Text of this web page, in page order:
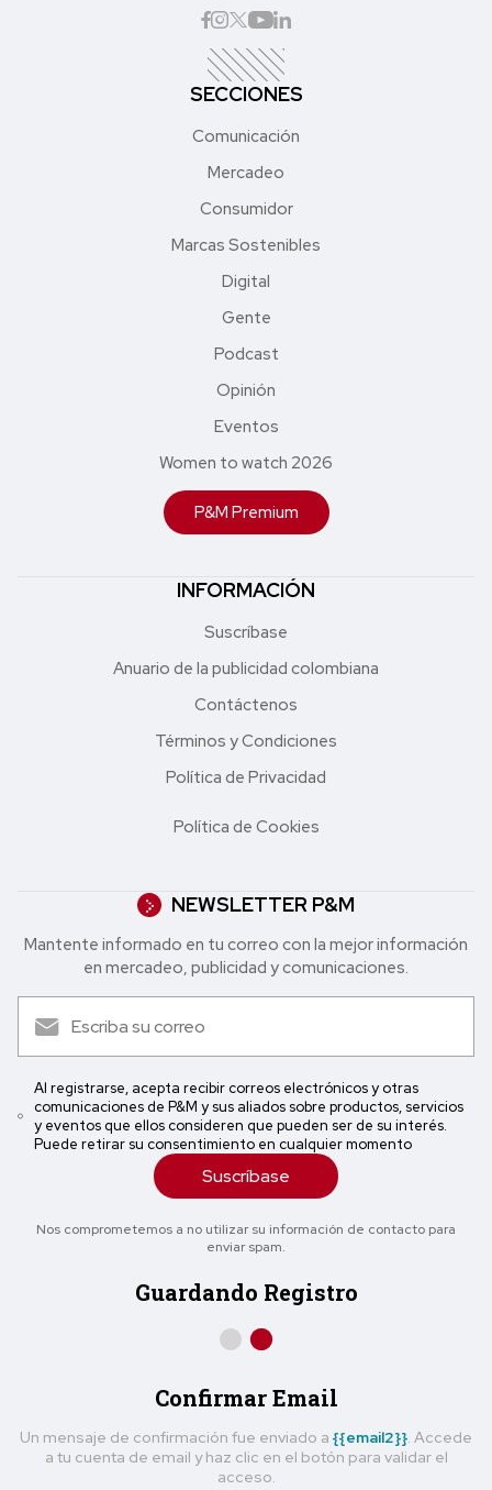
SECCIONES
Comunicación
Mercadeo
Consumidor
Marcas Sostenibles
Digital
Gente
Podcast
Opinión
Eventos
Women to watch 2026
P&M Premium
INFORMACIÓN
Suscríbase
Anuario de la publicidad colombiana
Contáctenos
Términos y Condiciones
Política de Privacidad
Política de Cookies
NEWSLETTER P&M
Mantente informado en tu correo con la mejor in formación
en mercadeo, publicidad y comunicaciones.
Al registrarse, acepta recibir correos electrónicos y otras
comunicaciones de P&M y sus aliados sobre productos, servicios
y eventos que ellos consideren que pueden ser de su interés.
Puede retirar su consentimiento en cualquier momento
Suscríbase
Nos comprometemos a no utilizar su información de contacto para
enviar spam.
Guardando Registro
Confirmar Email
Un mensaje de confirmación fue enviado a {{email2}} . Accede
a tu cuenta de email y haz clic en el botón para validar el
acceso.